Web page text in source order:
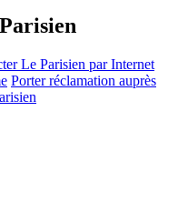
Le Parisien par Internet
Porter réclamation auprès